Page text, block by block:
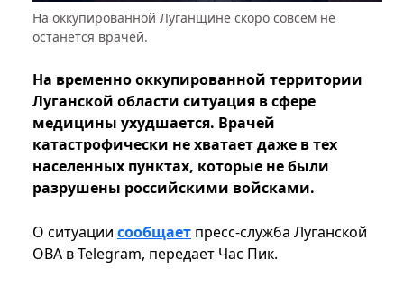
На оккупированной Луганщине скоро совсем не
останется врачей.
На временно оккупированной территории
Луганской области ситуация в сфере
медицины ухудшается. Врачей
катастрофически не хватает даже в тех
населенных пунктах, которые не были
разрушены российскими войсками.
О ситуации сообщает пресс-служба Луганской
ОВА в Telegram, передает Час Пик.